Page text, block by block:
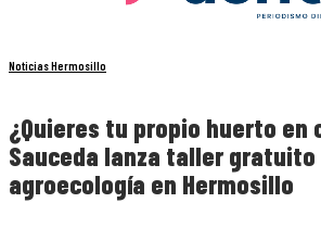
Noticias Hermosillo
¿Quieres tu propio huerto en
Sauceda lanza taller gratuito
agroecología en Hermosillo